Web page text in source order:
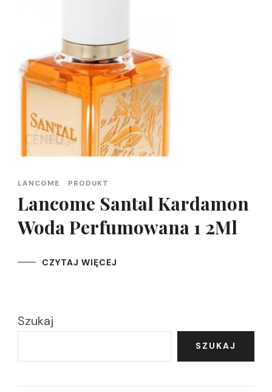
LANCOME PRODUKT
Lancome Santal Kardamon
Woda Perfumowana 1 2Ml
CZYTAJ WIĘCEJ
Szukaj
SZUKAJ